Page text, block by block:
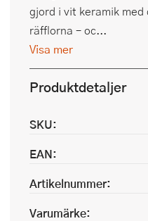
gjord i vit keramik
räfflorna – oc...
Visa mer
Produktdetaljer
SKU:
EAN:
Artikelnummer:
Varumärke: